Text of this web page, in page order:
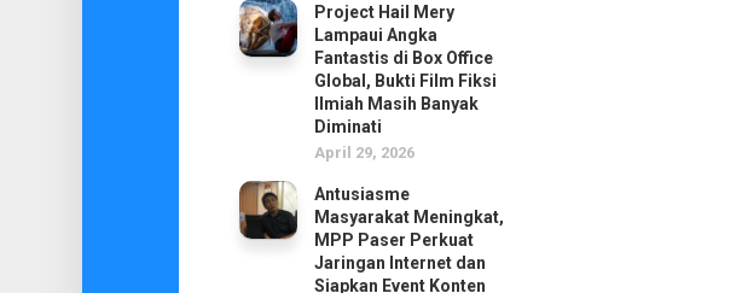
Project Hail Mery
Lampaui Angka
Fantastis di Box Office
Global, Bukti Film Fiksi
Ilmiah Masih Banyak
Diminati
April 29, 2026
Antusiasme
Masyarakat Meningkat,
MPP Paser Perkuat
Jaringan Internet dan
Siapkan Event Konten